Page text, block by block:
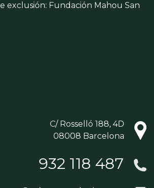
exclusión: Fundación Mahou San
C/ Rosselló 188, 4D
08008 Barcelona
932 118 487